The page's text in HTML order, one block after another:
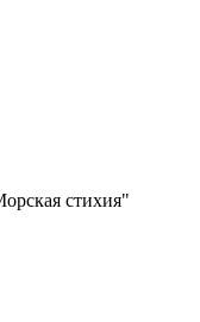
стихия"